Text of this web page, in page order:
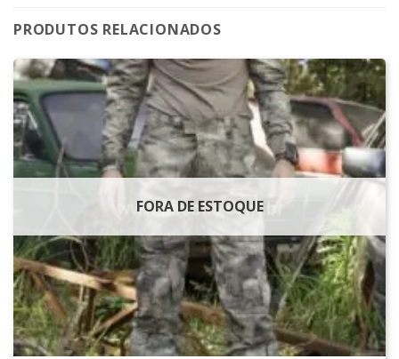
PRODUTOS RELACIONADOS
FORA DE ESTOQUE